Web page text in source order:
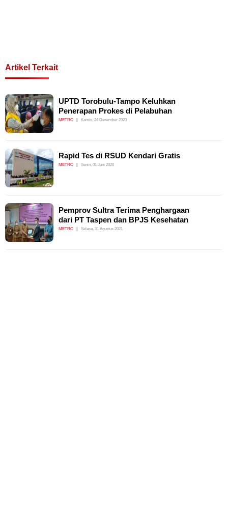
Artikel Terkait
UPTD Torobulu-Tampo Keluhkan
Penerapan Prokes di Pelabuhan
METRO Kamis, 24 Desember 2020
Rapid Tes di RSUD Kendari Gratis
METRO Senin, 01 Juni 2020
Pemprov Sultra Terima Penghargaan
dari PT Taspen dan BPJS Kesehatan
METRO Selasa, 31 Agustus 2021